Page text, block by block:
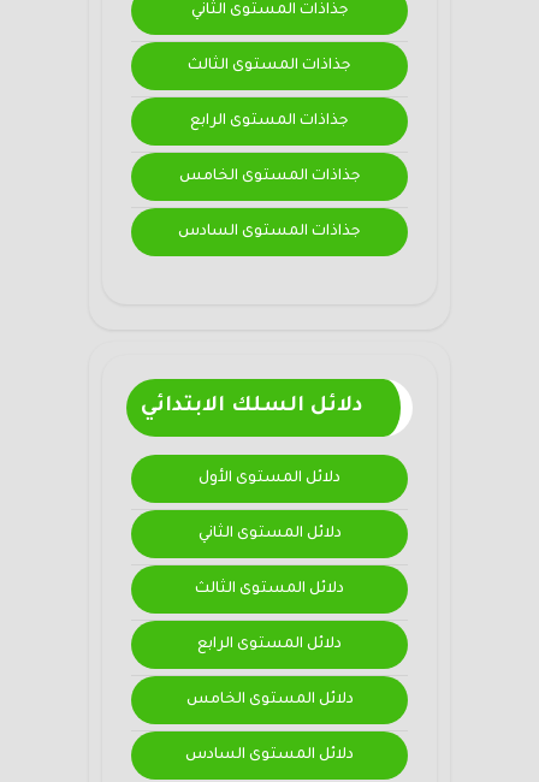
جذاذات المستوى الثاني
جذاذات المستوى الثالث
جذاذات المستوى الرابع
جذاذات المستوى الخامس
جذاذات المستوى السادس
دلائل السلك الابتدائي
دلائل المستوى الأول
دلائل المستوى الثاني
دلائل المستوى الثالث
دلائل المستوى الرابع
دلائل المستوى الخامس
دلائل المستوى السادس